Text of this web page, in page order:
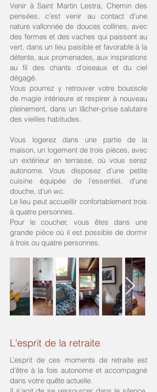
Venir à Saint Martin Lestra, Chemin des
pensées, c’est venir au contact d’une
nature vallonnée de douces collines, avec
des fermes et des vaches qui paissent au
vert, dans un lieu paisible et favorable à la
détente, aux promenades, aux inspirations
au fil des chants d’oiseaux et du ciel
dégagé.
Vous pourrez y retrouver votre boussole
de magie intérieure et respirer à nouveau
pleinement, dans un lâcher-prise salutaire
des vieilles habitudes.
Vous logerez dans une partie de la
maison, un logement de trois pièces, avec
un extérieur en terrasse, où vous serez
autonome. Vous disposez d’une petite
cuisine équipée de l’essentiel, d’une
douche, d’un wc.
Le lieu peut accueillir confortablement trois
à quatre personnes.
Pour le coucher, vous êtes dans une
grande pièce où il est possible de dormir
à trois ou quatre personnes.
L'esprit de la retraite
L’esprit de ces moments de retraite est
d’être à la fois autonome et accompagné
dans votre quête actuelle.